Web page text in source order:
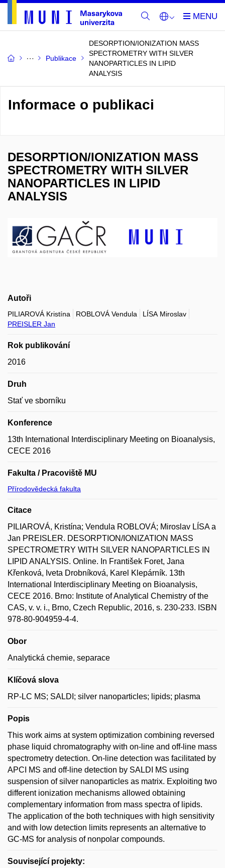
Publikace
DESORPTION/IONIZATION MASS
SPECTROMETRY WITH SILVER
NANOPARTICLES IN LIPID
ANALYSIS
Informace o publikaci
DESORPTION/IONIZATION MASS
SPECTROMETRY WITH SILVER
NANOPARTICLES IN LIPID
ANALYSIS
Autoři
PILIAROVÁ Kristína ROBLOVÁ Vendula
LÍSA Miroslav
PREISLER Jan
Rok publikování
2016
Druh
Stať ve sborníku
Konference
13th International Interdisciplinary Meeting on Bioanalysis,
CECE 2016
Fakulta / Pracoviště MU
Přírodovědecká fakulta
Citace
PILIAROVÁ, Kristína; Vendula ROBLOVÁ; Miroslav LÍSA a
Jan PREISLER. DESORPTION/IONIZATION MASS
SPECTROMETRY WITH SILVER NANOPARTICLES IN
LIPID ANALYSIS. Online. In František Foret, Jana
Křenková, Iveta Drobníková, Karel Klepárník. 13th
International Interdisciplinary Meeting on Bioanalysis,
CECE 2016. Brno: Institute of Analytical Chemistry of the
CAS, v. v. i., Brno, Czech Republic, 2016, s. 230-233. ISBN
978-80-904959-4-4.
Obor
Analytická chemie, separace
Klíčová slova
RP-LC MS; SALDI; silver nanoparticles; lipids; plasma
Popis
This work aims at system optimization combining reversed
phase liquid chromatography with on-line and off-line mass
spectrometry detection. On-line detection was facilitated by
APCI MS and off-line detection by SALDI MS using
suspension of silver nanoparticles as matrix. Exploiting two
different ionization mechanisms allowed obtaining
complementary information from mass spectra of lipids.
The application of the both techniques with high sensitivity
and with low detection limits represents an alternative to
GC-MS for analysis of nonpolar compounds.
Související projekty: